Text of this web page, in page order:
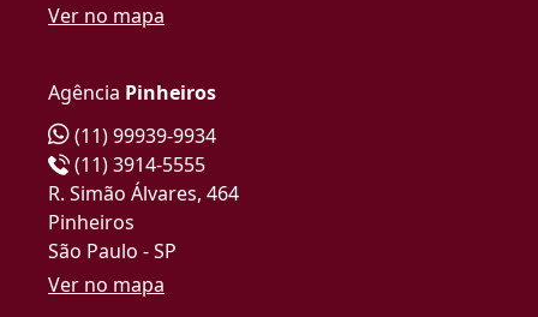
Ver no mapa
Agência Pinheiros
(11) 99939-9934
(11) 3914-5555
R. Simão Álvares, 464
Pinheiros
São Paulo - SP
Ver no mapa